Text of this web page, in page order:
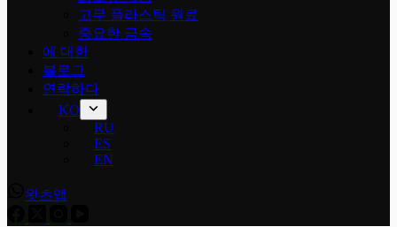
고무 플라스틱 원료
중요한 금속
에 대한
블로그
연락하다
KO
RU
ES
EN
왓츠앱